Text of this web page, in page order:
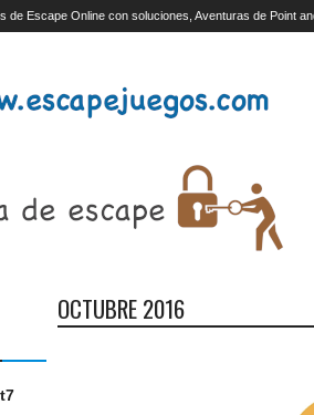
de Escape Online con soluciones, Aventuras de Point
OCTUBRE 2016